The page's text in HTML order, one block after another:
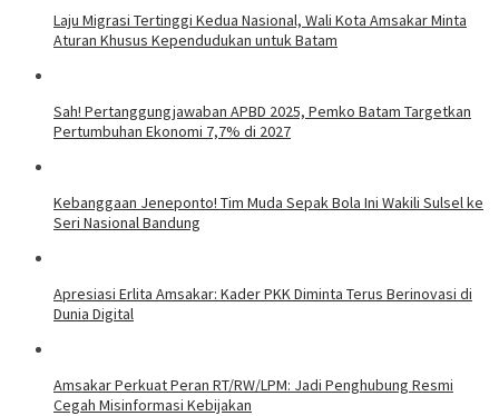
Laju Migrasi Tertinggi Kedua Nasional, Wali Kota Amsakar Minta
Aturan Khusus Kependudukan untuk Batam
Sah! Pertanggungjawaban APBD 2025, Pemko Batam Targetkan
Pertumbuhan Ekonomi 7,7% di 2027
Kebanggaan Jeneponto! Tim Muda Sepak Bola Ini Wakili Sulsel ke
Seri Nasional Bandung
Apresiasi Erlita Amsakar: Kader PKK Diminta Terus Berinovasi di
Dunia Digital
Amsakar Perkuat Peran RT/RW/LPM: Jadi Penghubung Resmi
Cegah Misinformasi Kebijakan